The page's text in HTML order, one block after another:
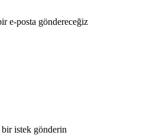
e-posta göndereceğiz
istek gönderin